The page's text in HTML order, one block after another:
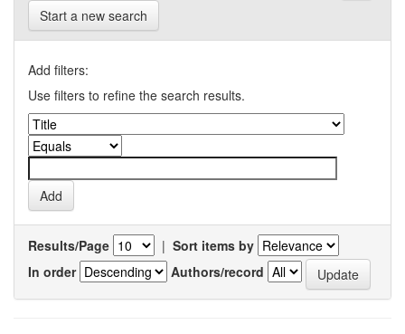
Start a new search
Add filters:
Use filters to refine the search results.
Results/Page | Sort items by
In order
Authors/record